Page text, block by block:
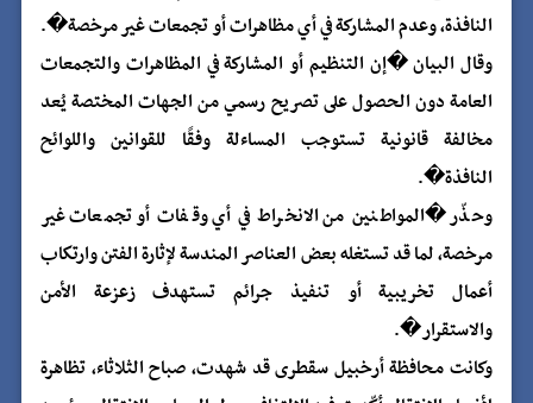
النافذة، وعدم المشاركة في أي مظاهرات أو تجمعات غير مرخصة�.
وقال البيان �إن التنظيم أو المشاركة في المظاهرات والتجمعات
العامة دون الحصول على تصريح رسمي من الجهات المختصة يُعد
مخالفة قانونية تستوجب المساءلة وفقًا للقوانين واللوائح
النافذة�.
وحذّر �المواطنين من الانخراط في أي وقفات أو تجمعات غير
مرخصة، لما قد تستغله بعض العناصر المندسة لإثارة الفتن وارتكاب
أعمال تخريبية أو تنفيذ جرائم تستهدف زعزعة الأمن
والاستقرار�.
وكانت محافظة أرخبيل سقطرى قد شهدت، صباح الثلاثاء، تظاهرة